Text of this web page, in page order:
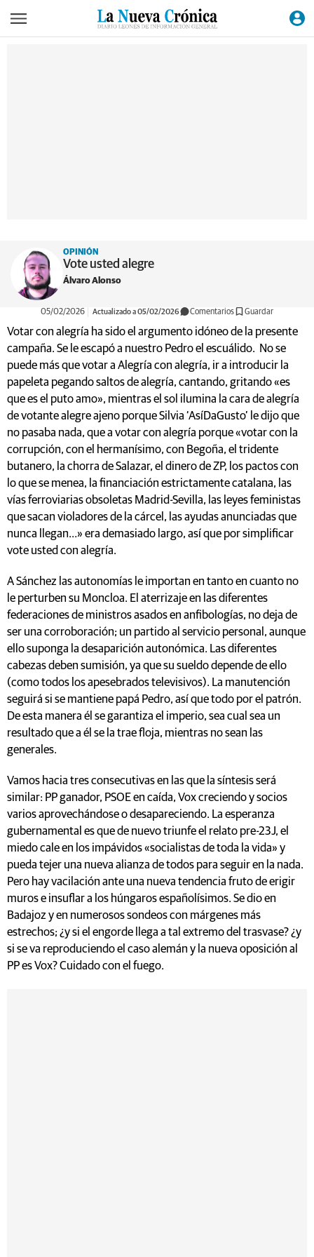
OPINIÓN
Vote usted alegre
Álvaro Alonso
05/02/2026 Actualizado a 05/02/2026 Comentarios Guardar
Votar con alegría ha sido el argumento idóneo de la presente
campaña. Se le escapó a nuestro Pedro el escuálido. No se
puede más que votar a Alegría con alegría, ir a introducir la
papeleta pegando saltos de alegría, cantando, gritando «es
que es el puto amo», mientras el sol ilumina la cara de alegría
de votante alegre ajeno porque Silvia ‘AsíDaGusto’ le dijo que
no pasaba nada, que a votar con alegría porque «votar con la
corrupción, con el hermanísimo, con Begoña, el tridente
butanero, la chorra de Salazar, el dinero de ZP, los pactos con
lo que se menea, la financiación estrictamente catalana, las
vías ferroviarias obsoletas Madrid-Sevilla, las leyes feministas
que sacan violadores de la cárcel, las ayudas anunciadas que
nunca llegan…» era demasiado largo, así que por simplificar
vote usted con alegría.
A Sánchez las autonomías le importan en tanto en cuanto no
le perturben su Moncloa. El aterrizaje en las diferentes
federaciones de ministros asados en anfibologías, no deja de
ser una corroboración; un partido al servicio personal, aunque
ello suponga la desaparición autonómica. Las diferentes
cabezas deben sumisión, ya que su sueldo depende de ello
(como todos los apesebrados televisivos). La manutención
seguirá si se mantiene papá Pedro, así que todo por el patrón.
De esta manera él se garantiza el imperio, sea cual sea un
resultado que a él se la trae floja, mientras no sean las
generales.
Vamos hacia tres consecutivas en las que la síntesis será
similar: PP ganador, PSOE en caída, Vox creciendo y socios
varios aprovechándose o desapareciendo. La esperanza
gubernamental es que de nuevo triunfe el relato pre-23J, el
miedo cale en los impávidos «socialistas de toda la vida» y
pueda tejer una nueva alianza de todos para seguir en la nada.
Pero hay vacilación ante una nueva tendencia fruto de erigir
muros e insuflar a los húngaros españolísimos. Se dio en
Badajoz y en numerosos sondeos con márgenes más
estrechos; ¿y si el engorde llega a tal extremo del trasvase? ¿y
si se va reproduciendo el caso alemán y la nueva oposición al
PP es Vox? Cuidado con el fuego.